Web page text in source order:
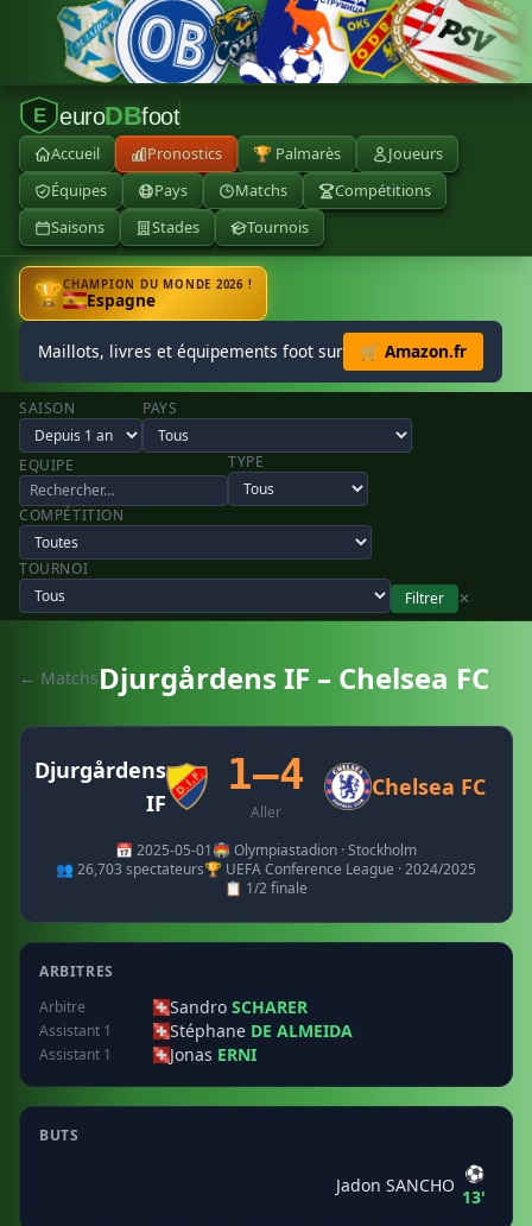
E euroDBfoot
Accueil Pronostics 🏆 Palmarès
Joueurs
Équipes
Pays Matchs
Compétitions
Saisons
Stades Tournois
🏆CHAMPION DU MONDE 2026 !
Espagne
Maillots, livres et équipements foot sur 🛒 Amazon.fr
SAISON PAYS
EQUIPE TYPE
COMPÉTITION
TOURNOI
Filtrer
✕
← MatchsDjurgårdens IF – Chelsea FC
Djurgårdens
IF
1–4
Aller
Chelsea FC
📅 2025-05-01🏟️ Olympiastadion · Stockholm
👥 26,703 spectateurs🏆 UEFA Conference League · 2024/2025
📋 1/2 finale
ARBITRES
Arbitre
Sandro SCHARER
Assistant 1 Stéphane DE ALMEIDA
Assistant 1 Jonas ERNI
BUTS
Jadon SANCHO
⚽
13'